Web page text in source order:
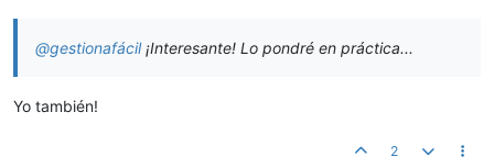
@gestionafácil¡Interesante! Lo pondré en práctica...
Yo también!
2